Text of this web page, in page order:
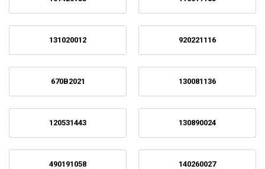
131020012 920221116
670B2021 130081136
120531443 130890024
490191058 140260027